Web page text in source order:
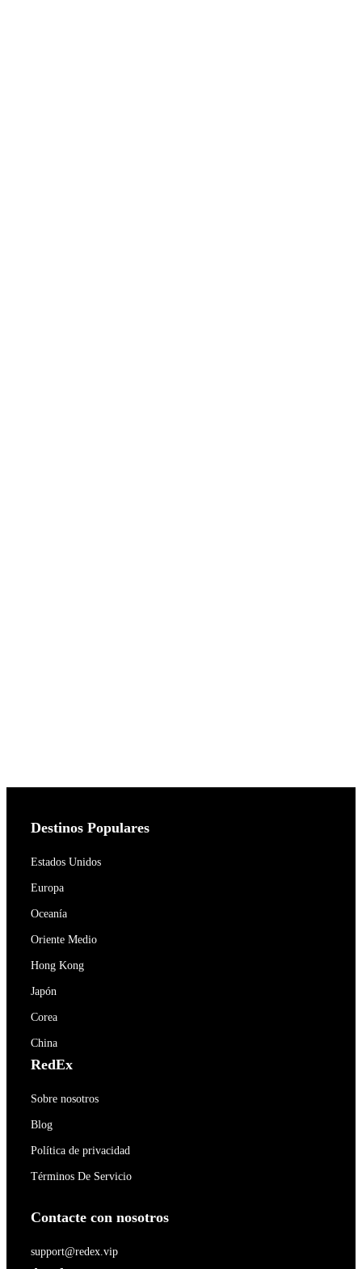
Destinos Populares
Estados Unidos
Europa
Oceanía
Oriente Medio
Hong Kong
Japón
Corea
China
RedEx
Sobre nosotros
Blog
Política de privacidad
Términos De Servicio
Contacte con nosotros
support@redex.vip